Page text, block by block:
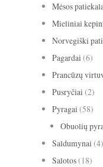
Mėsos
Mieliniai
Norvegiški
Pagardai (6)
Prancūzų
Pusryčiai (2)
Pyragai (58)
Obuolių
Saldumynai (4)
Salotos(18)